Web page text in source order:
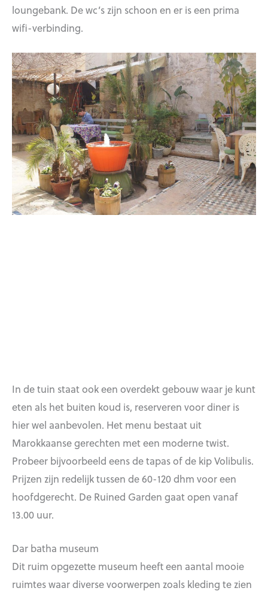
loungebank. De wc’s zijn schoon en er is een prima
wifi-verbinding.
In de tuin staat ook een overdekt gebouw waar je kunt
eten als het buiten koud is, reserveren voor diner is
hier wel aanbevolen. Het menu bestaat uit
Marokkaanse gerechten met een moderne twist.
Probeer bijvoorbeeld eens de tapas of de kip Volibulis.
Prijzen zijn redelijk tussen de 60-120 dhm voor een
hoofdgerecht. De Ruined Garden gaat open vanaf
13.00 uur.
Dar batha museum
Dit ruim opgezette museum heeft een aantal mooie
ruimtes waar diverse voorwerpen zoals kleding te zien